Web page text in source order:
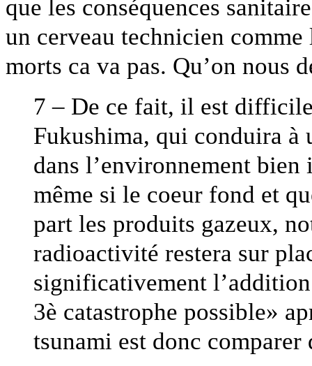
que les conséquences
un cerveau technicien
morts ca va pas. Qu’on nous
7 – De ce fait, il est
Fukushima, qui conduira à
dans l’environnement
même si le coeur fond et
part les produits gazeux,
radioactivité restera sur
significativement
3è catastrophe possible»
tsunami est donc comparer